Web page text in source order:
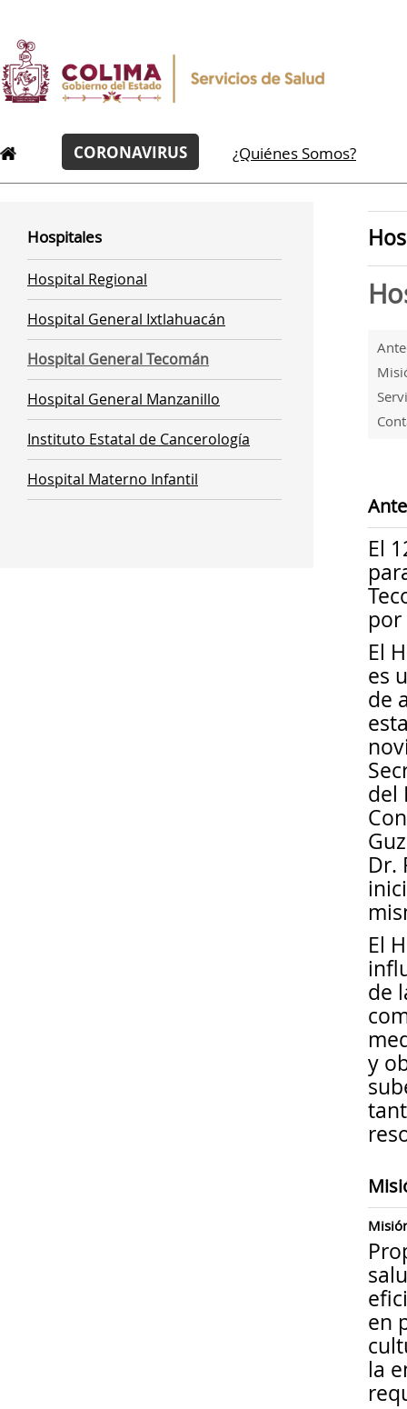
CORONAVIRUS ¿Quiénes Somos?
Hospitales
Hospital Regional
Hospital General Ixtlahuacán
Hospital General Tecomán
Hospital General Manzanillo
Instituto Estatal de Cancerología
Hospital Materno Infantil
El
por
El
es
de
del
Dr.
El
de
y
en
la